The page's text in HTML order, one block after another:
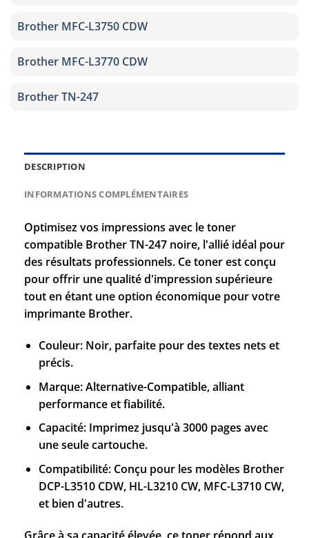
Brother MFC-L3750 CDW
Brother MFC-L3770 CDW
Brother TN-247
DESCRIPTION
INFORMATIONS COMPLÉMENTAIRES
Optimisez vos impressions avec le toner
compatible Brother TN-247 noire, l'allié idéal pour
des résultats professionnels. Ce toner est conçu
pour offrir une qualité d'impression supérieure
tout en étant une option économique pour votre
imprimante Brother.
Couleur: Noir, parfaite pour des textes nets et
précis.
Marque: Alternative-Compatible, alliant
performance et fiabilité.
Capacité: Imprimez jusqu'à 3000 pages avec
une seule cartouche.
Compatibilité: Conçu pour les modèles Brother
DCP-L3510 CDW, HL-L3210 CW, MFC-L3710 CW,
et bien d'autres.